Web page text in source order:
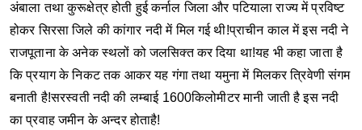
अंबाला तथा कुरूक्षेत्र होती हुई कर्नाल जिला और पटियाला राज्य में प्रविष्ट
होकर सिरसा जिले की कांगार नदी में मिल गई थी!प्राचीन काल में इस नदी ने
राजपूताना के अनेक स्थलों को जलसिक्त कर दिया था!यह भी कहा जाता है
कि प्रयाग के निकट तक आकर यह गंगा तथा यमुना में मिलकर त्रिवेणी संगम
बनाती है!सरस्वती नदी की लम्बाई 1600किलोमीटर मानी जाती है इस नदी
का प्रवाह जमीन के अन्दर होताहै!